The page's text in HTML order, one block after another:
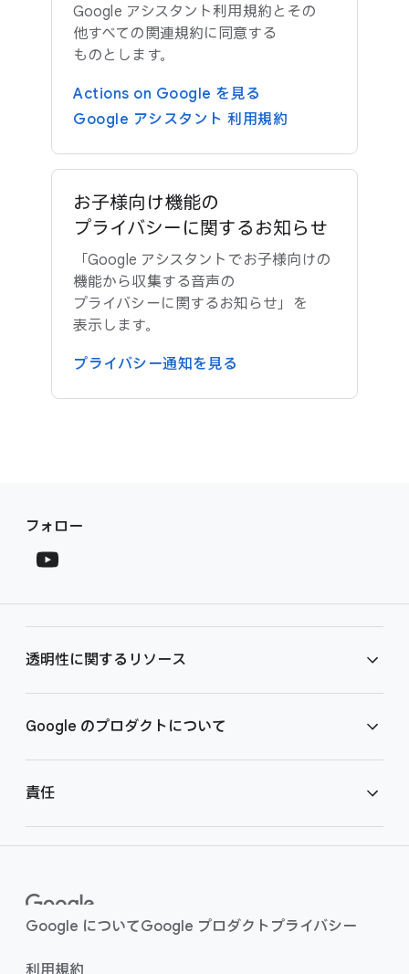
Google アシスタント利用規約と​その​
他すべての​関連規約に​同意する​
ものとします。
Actions on Google を​見る
Google アシスタント 利用規約
お子様向け機能の​
プライバシーに​関する​お知らせ
「Google アシスタントで​お子様向けの​
機能から​収集する​音声の​
プライバシーに​関する​お知らせ」を​
表示します。
プライバシー通知を​見る
S
a
l
M
o
d
l
e
フォロー
透明性に​関する​リソース
広告の​透明性に​ついて
Google の​プロダクトに​ついて
検索の​取り組み
YouTube の​取り組み
ヘルプセンター
責任
セーフティ センター
Google に​ついてGoogle プロダクト プライバシー
利用規約